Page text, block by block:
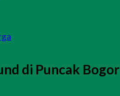
di Puncak Bogor